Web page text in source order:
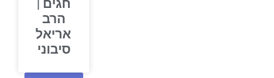
חגים |
הרב
אריאל
סיבוני